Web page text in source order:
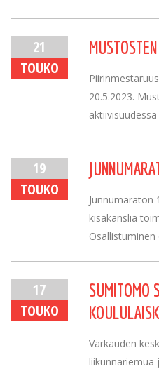
21
TOUKO
20.5.2023.
19
TOUKO
Junnumaraton
kisakanslia
Osallistuminen
17
TOUKO
SUMITOMO
Varkauden
liikunnariemua